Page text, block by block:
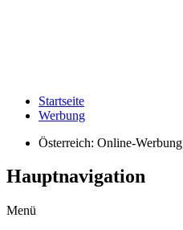
Startseite
Werbung
Österreich: Online-Werbung
Hauptnavigation
Menü